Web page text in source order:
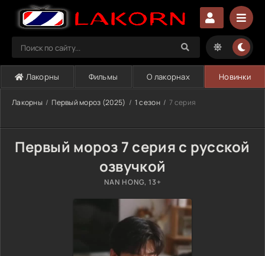
Лакорны Фильмы О лакорнах Новинки
Лакорны Первый мороз (2025) 1 сезон 7 серия
Первый мороз 7 серия с русской
озвучкой
NAN HONG, 13+